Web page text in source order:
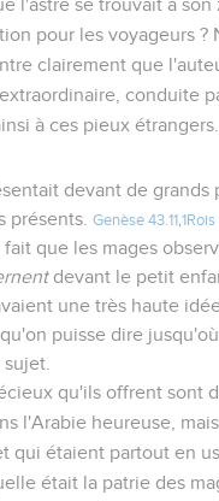
l'astre se trouvait à son
pour les voyageurs ?
clairement que
conduite
à ces pieux
devant de grands
présents.
Genèse 43.11 1Rois
fait que les mages
devant le petit
une très haute
puisse dire
qu'ils offrent sont
l'Arabie heureuse,
qui étaient partout en
était la patrie des